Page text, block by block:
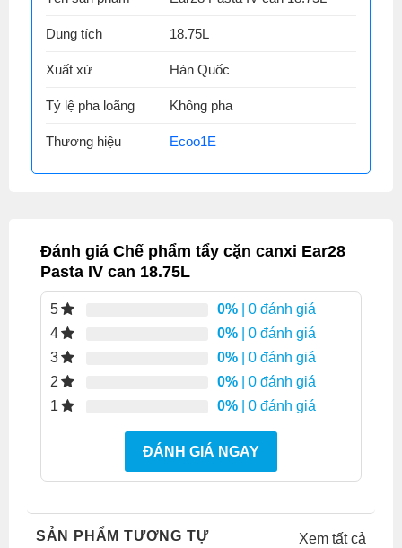
Dung tích 18.75L
Xuất xứ Hàn Quốc
Tỷ lệ pha loãng Không pha
Thương hiệu Ecoo1E
Đánh giá Chế phẩm tẩy cặn canxi Ear28
Pasta IV can 18.75L
5 0% | 0 đánh giá
4
0% | 0 đánh giá
3
0% | 0 đánh giá
2
0% | 0 đánh giá
1
0% | 0 đánh giá
ĐÁNH GIÁ NGAY
SẢN PHẨM TƯƠNG TỰ Xem tất cả